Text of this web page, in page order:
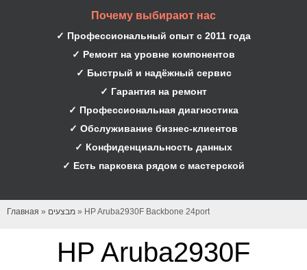
Почему выбирают нас
✓ Профессиональный опыт с 2011 года
✓ Ремонт на уровне компонентов
✓ Быстрый и надёжный сервис
✓ Гарантия на ремонт
✓ Профессиональная диагностика
✓ Обслуживание бизнес-клиентов
✓ Конфиденциальность данных
✓ Есть парковка рядом с мастерской
Главная » מבצעים » HP Aruba2930F Backbone 24port
HP Aruba2930F